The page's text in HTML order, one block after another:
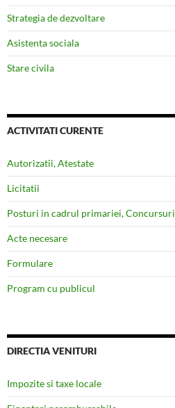
Strategia de dezvoltare
Asistenta sociala
Stare civila
ACTIVITATI CURENTE
Autorizatii, Atestate
Licitatii
Posturi in cadrul primariei, Concursuri
Acte necesare
Formulare
Program cu publicul
DIRECTIA VENITURI
Impozite si taxe locale